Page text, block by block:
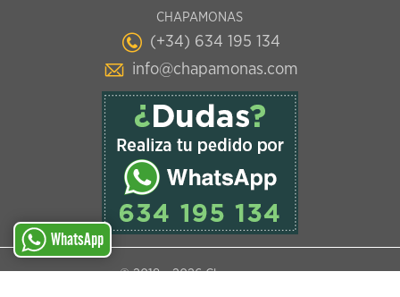
CHAPAMONAS
(+34) 634 195 134
info@chapamonas.com
© 2018 -2026 Chapamonas
WhatsApp